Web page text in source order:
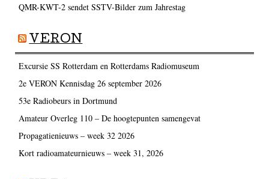
QMR-KWT-2 sendet SSTV-Bilder zum Jahrestag
VERON
Excursie SS Rotterdam en Rotterdams Radiomuseum
2e VERON Kennisdag 26 september 2026
53e Radiobeurs in Dortmund
Amateur Overleg 110 – De hoogtepunten samengevat
Propagatienieuws – week 32 2026
Kort radioamateurnieuws – week 31, 2026